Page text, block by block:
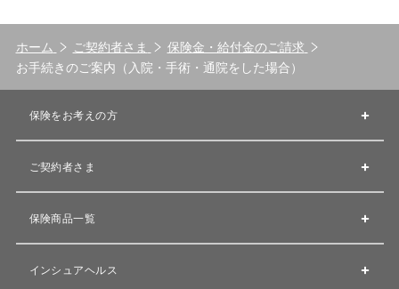
ホーム ご契約者さま
保険金・給付金のご請求
お手続きのご案内（入院・手術・通院をした場合）
保険をお考えの方
ご契約者さま
保険商品一覧
インシュアヘルス